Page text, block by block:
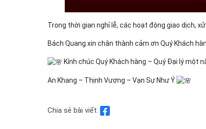
Trong thời gian nghỉ lễ, các hoạt động giao dịch,
Bách Quang xin chân thành cảm ơn Quý Khách
Kính chúc Quý Khách hàng – Quý Đại lý một
An Khang – Thịnh Vượng – Vạn Sự Như Ý
Chia sẻ bài viết: